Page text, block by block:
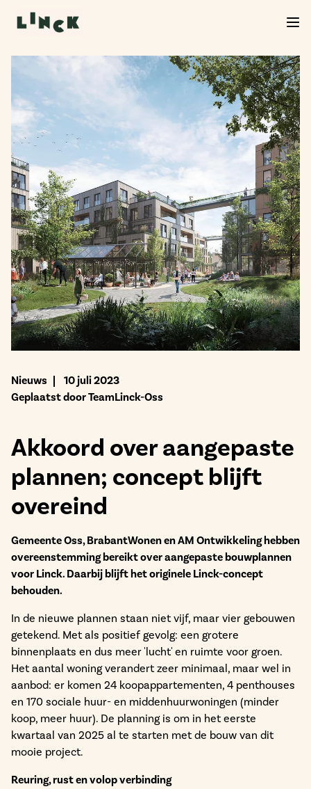
Nieuws
10 juli 2023
Geplaatst door TeamLinck-Oss
Akkoord over aangepaste
plannen; concept blijft
overeind
Gemeente Oss, BrabantWonen en AM Ontwikkeling hebben
overeenstemming bereikt over aangepaste bouwplannen
voor Linck. Daarbij blijft het originele Linck-concept
behouden.
In de nieuwe plannen staan niet vijf, maar vier gebouwen
getekend. Met als positief gevolg: een grotere
binnenplaats en dus meer 'lucht' en ruimte voor groen.
Het aantal woning verandert zeer minimaal, maar wel in
aanbod: er komen 24 koopappartementen, 4 penthouses
en 170 sociale huur- en middenhuurwoningen (minder
koop, meer huur). De planning is om in het eerste
kwartaal van 2025 al te starten met de bouw van dit
mooie project.
Reuring, rust en volop verbinding
Verkoop Linck van start!
De verkoop van Linck is officieel begonnen. Neem
een kijkje in het woningaanbod, kies jouw favoriet
en start je inschrijving. We helpen je graag verder
bij de volgende stap.
Bekijk het aanbod